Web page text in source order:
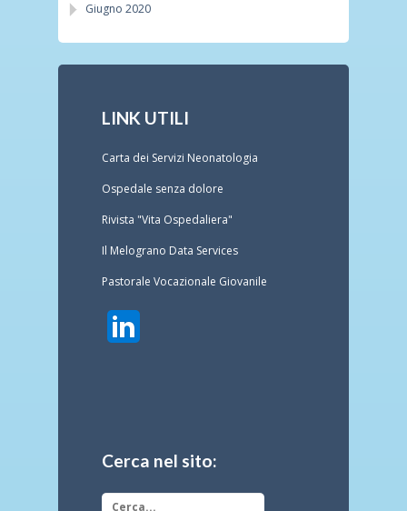
Giugno 2020
LINK UTILI
Carta dei Servizi Neonatologia
Ospedale senza dolore
Rivista "Vita Ospedaliera"
Il Melograno Data Services
Pastorale Vocazionale Giovanile
Cerca nel sito: